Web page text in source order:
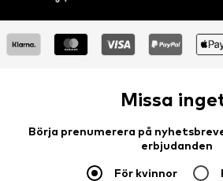
Missa
Börja prenumerera på
erbjudanden
För kvinnor